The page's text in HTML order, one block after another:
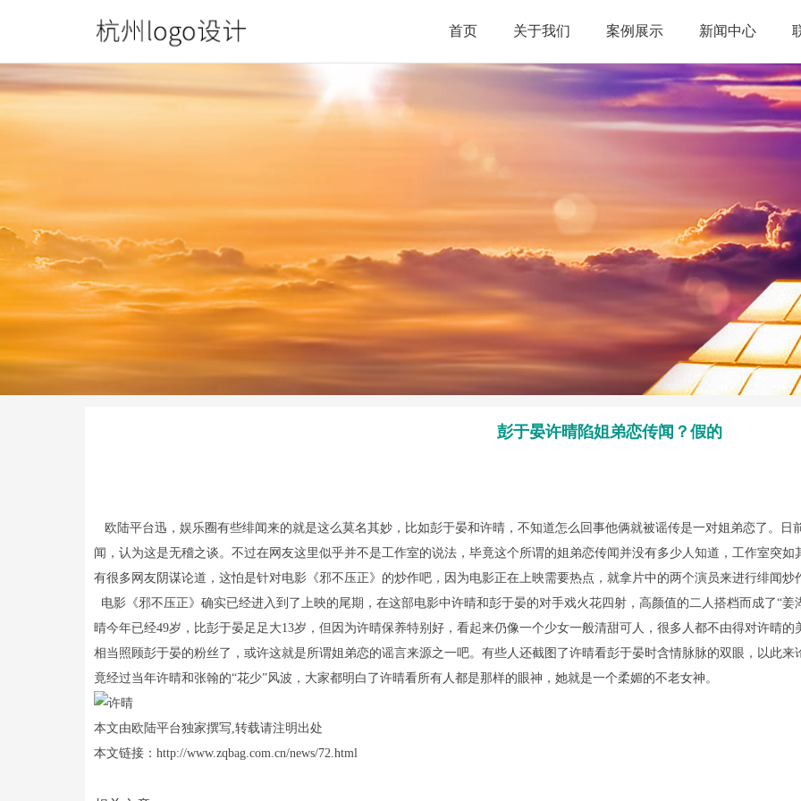
首页 关于我们 案例展示 新闻中心
彭于晏许晴陷姐弟恋传闻？假的
欧陆平台迅，娱乐圈有些绯闻来的就是这么莫名其妙，比如彭于晏和许晴，不知道怎么回事他俩就被谣传是一对姐弟恋了。日
闻，认为这是无稽之谈。不过在网友这里似乎并不是工作室的说法，毕竟这个所谓的姐弟恋传闻并没有多少人知道，工作室突
有很多网友阴谋论道，这怕是针对电影《邪不压正》的炒作吧，因为电影正在上映需要热点，就拿片中的两个演员来进行绯闻炒
电影《邪不压正》确实已经进入到了上映的尾期，在这部电影中许晴和彭于晏的对手戏火花四射，高颜值的二人搭档而成了“
晴今年已经49岁，比彭于晏足足大13岁，但因为许晴保养特别好，看起来仍像一个少女一般清甜可人，很多人都不由得对许晴
相当照顾彭于晏的粉丝了，或许这就是所谓姐弟恋的谣言来源之一吧。有些人还截图了许晴看彭于晏时含情脉脉的双眼，以此
竟经过当年许晴和张翰的“花少”风波，大家都明白了许晴看所有人都是那样的眼神，她就是一个柔媚的不老女神。
本文由欧陆平台独家撰写,转载请注明出处
本文链接：http://www.zqbag.com.cn/news/72.html